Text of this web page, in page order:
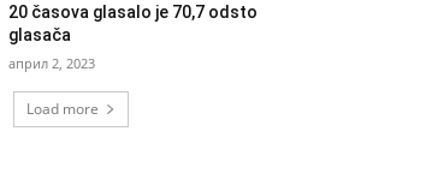
20 časova glasalo je 70,7 odsto
glasača
април 2, 2023
Load more